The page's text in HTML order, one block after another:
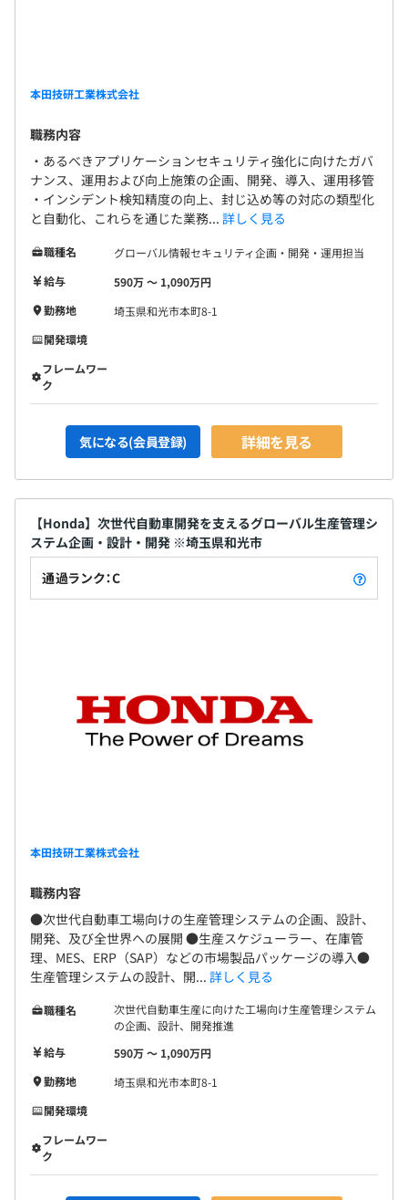
ト、介護サポート、さらに病気治療や不妊治療の両
本田技研工業株式会社
職務内容
・あるべきアプリケーションセキュリティ強化に向けたガバ
ナンス、運用および向上施策の企画、開発、導入、運用移管
・インシデント検知精度の向上、封じ込め等の対応の類型化
と自動化、これらを通じた業務... 詳しく見る
職種名
グローバル情報セキュリティ企画・開発・運用担当
給与
590万 〜 1,090万円
勤務地
埼玉県和光市本町8-1
開発環境
フレームワー
ク
気になる(会員登録) 詳細を見る
【Honda】次世代自動車開発を支えるグローバル生産管理シ
ステム企画・設計・開発 ※埼玉県和光市
通過ランク：C
本田技研工業株式会社
職務内容
●次世代自動車工場向けの生産管理システムの企画、設計、
開発、及び全世界への展開 ●生産スケジューラー、在庫管
理、MES、ERP（SAP）などの市場製品パッケージの導入●
生産管理システムの設計、開... 詳しく見る
職種名
次世代自動車生産に向けた工場向け生産管理システム
の企画、設計、開発推進
給与
590万 〜 1,090万円
勤務地
埼玉県和光市本町8-1
開発環境
フレームワー
ク